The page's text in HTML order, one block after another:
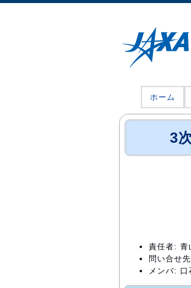
ホーム
3
責任者: 青
問い合せ
メンバ: